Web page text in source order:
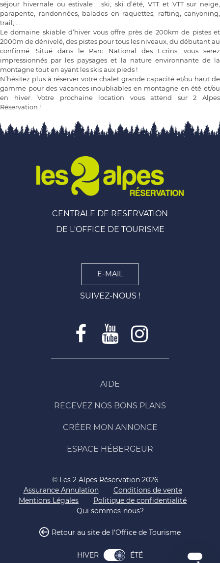
séjour hivernale ou estivale : ski, ski d’été, VTT et VTT sur neige,
parapente, randonnées, balades en raquettes, rafting, canyoning,
trail, …
Le domaine skiable d’hiver vous offre près de 200km de pistes et
2000m de dénivelé, des pistes pour tous les niveaux, du débutant au
confirmé. Situé dans le Parc National des Ecrins, vous serez
impressionnés par les paysages et la nature environnante de la
montagne tout en ayant les skis aux pieds !
N’hésitez plus à réserver votre chalet grande capacité et/ou haut de
gamme pour des vacances inoubliables en montagne en été et/ou
en hiver. Votre prochaine location vous attend sur 2 Alpes
Réservation !
CENTRALE DE RESERVATION
DE L'OFFICE DE TOURISME
E-MAIL
SUIVEZ-NOUS !
AIDE
RECEVEZ NOS BONS PLANS
CRÉER MON ANNONCE
ESPACE HÉBERGEUR
© Les 2 Alpes Réservation 2026
Assurance Annulation
Conditions de vente
Mentions Légales
Politique de confidentialité
Qui sommes-nous?
Retour au site de l'Office de Tourisme
HIVER ÉTÉ